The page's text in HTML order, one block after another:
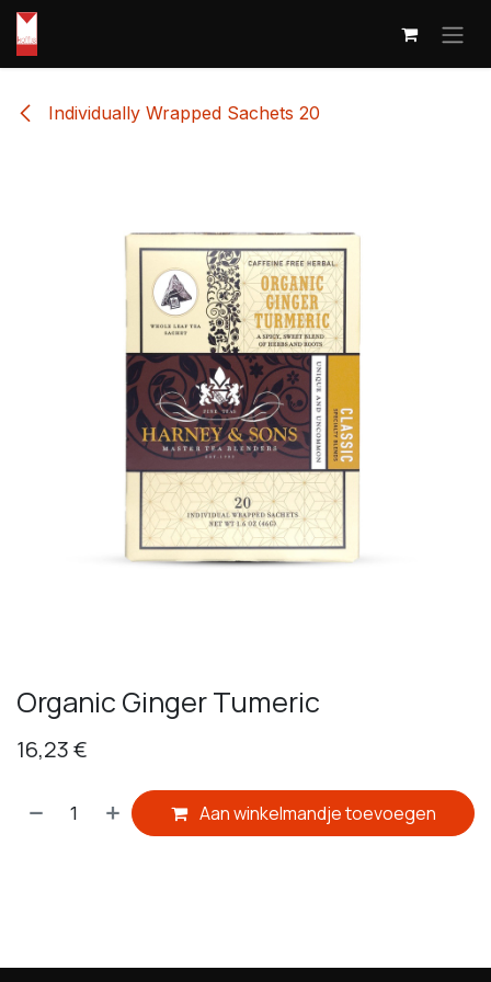
Overslaan naar inhoud
Individually Wrapped Sachets 20
Organic Ginger Tumeric
16,23€
Aan winkelmandje toevoegen